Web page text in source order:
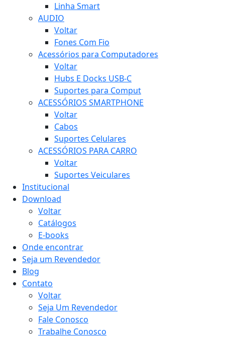
Linha Smart
AUDIO
Voltar
Fones Com Fio
Acessórios para Computadores
Voltar
Hubs E Docks USB-C
Suportes para Comput
ACESSÓRIOS SMARTPHONE
Voltar
Cabos
Suportes Celulares
ACESSÓRIOS PARA CARRO
Voltar
Suportes Veiculares
Institucional
Download
Voltar
Catálogos
E-books
Onde encontrar
Seja um Revendedor
Blog
Contato
Voltar
Seja Um Revendedor
Fale Conosco
Trabalhe Conosco